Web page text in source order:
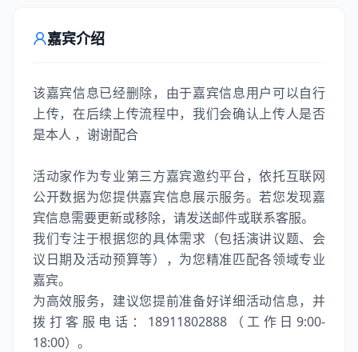
嘉宾介绍
该嘉宾信息已经删除，由于嘉宾信息用户可以自行
上传，在后续上传流程中，我们会确认上传人是否
是本人 ，谢谢配合
活动家作为专业第三方嘉宾邀约平台，依托互联网
公开数据为您提供嘉宾信息展示服务。若您发现嘉
宾信息需要更新或移除，请发送邮件或联系客服。
我们专注于根据您的具体需求（包括演讲议题、会
议日期及活动预算等），为您精准匹配各领域专业
嘉宾。
为高效服务，建议您提前准备好详细活动信息，并
拨打客服电话：18911802888（工作日9:00-
18:00）。